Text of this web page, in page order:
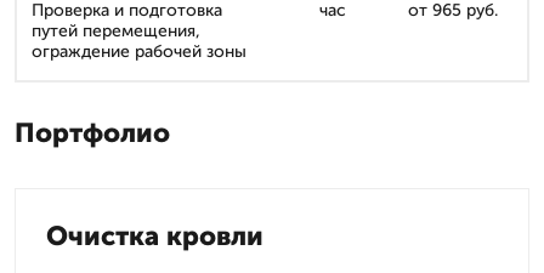
Проверка и подготовка
путей перемещения,
ограждение рабочей зоны
час от 965 руб.
Портфолио
Очистка кровли